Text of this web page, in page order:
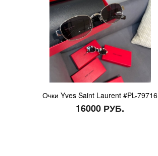
Очки Yves Saint Laurent #PL-79716
16000 РУБ.